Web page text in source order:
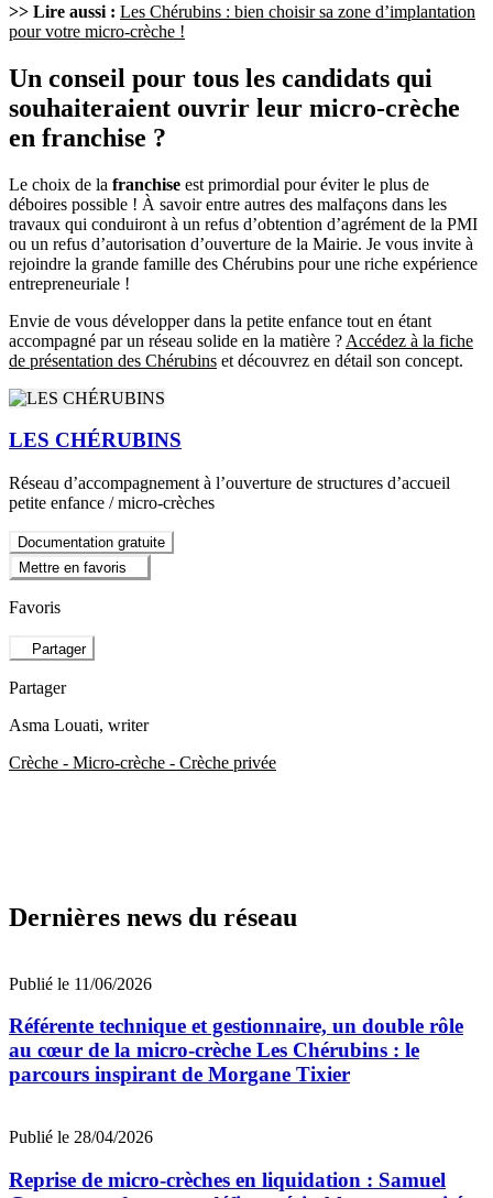
>> Lire aussi : Les Chérubins : bien choisir sa zone d’implantation
pour votre micro-crèche !
Un conseil pour tous les candidats qui
souhaiteraient ouvrir leur micro-crèche
en franchise ?
Le choix de la franchise est primordial pour éviter le plus de
déboires possible ! À savoir entre autres des malfaçons dans les
travaux qui conduiront à un refus d’obtention d’agrément de la PMI
ou un refus d’autorisation d’ouverture de la Mairie. Je vous invite à
rejoindre la grande famille des Chérubins pour une riche expérience
entrepreneuriale !
Envie de vous développer dans la petite enfance tout en étant
accompagné par un réseau solide en la matière ? Accédez à la fiche
de présentation des Chérubins et découvrez en détail son concept.
LES CHÉRUBINS
Réseau d’accompagnement à l’ouverture de structures d’accueil
petite enfance / micro-crèches
Documentation gratuite
Mettre en favoris
Favoris
Partager
Partager
Asma Louati, writer
Crèche - Micro-crèche - Crèche privée
Dernières news du réseau
Publié le 11/06/2026
Référente technique et gestionnaire, un double rôle
au cœur de la micro-crèche Les Chérubins : le
parcours inspirant de Morgane Tixier
Publié le 28/04/2026
Reprise de micro-crèches en liquidation : Samuel